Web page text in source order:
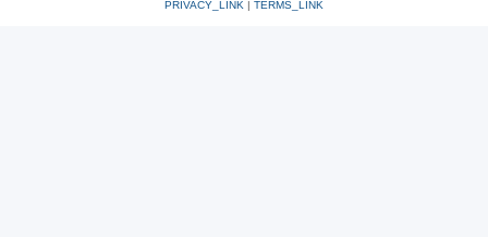
PRIVACY_LINK | TERMS_LINK